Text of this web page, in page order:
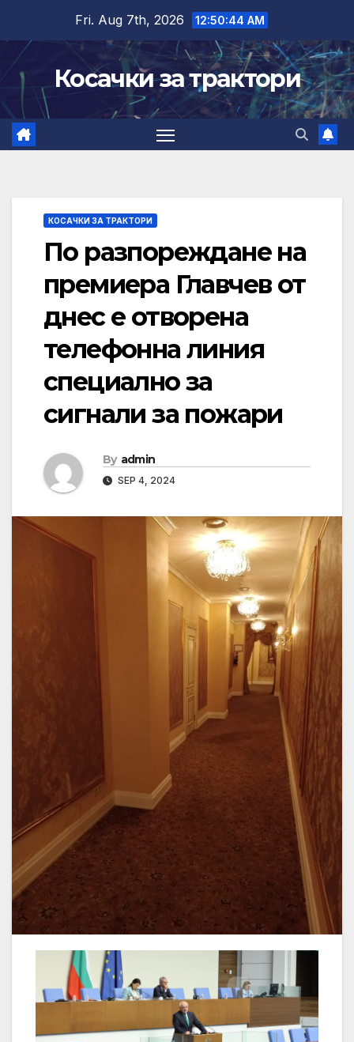
content
Fri. Aug 7th, 2026 12:50:45 AM
Косачки за трактори
КОСАЧКИ ЗА ТРАКТОРИ
По разпореждане на
премиера Главчев от
днес е отворена
телефонна линия
специално за
сигнали за пожари
By admin
SEP 4, 2024